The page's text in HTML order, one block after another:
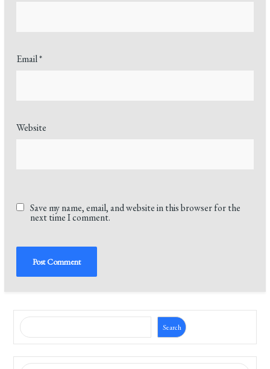
Email*
Website
Save my name, email, and website in this browser for the
next time I comment.
Search